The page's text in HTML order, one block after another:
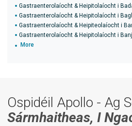
Gastraenterolaíocht & Heipitolaíocht i
Gastraenterolaíocht & Heipitolaíocht i
Gastraenterolaíocht & Heipiteolaíocht i
Gastraenterolaíocht & Heipitolaíocht i
More
Ospidéil Apollo - Ag
Sármhaitheas, I